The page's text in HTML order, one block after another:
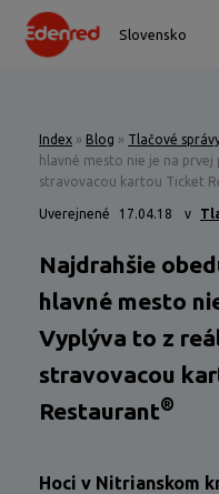
Slovensko
Index » Blog » Tlačové
hlavné mesto nie je na
stravovacou kartou Ticket
Uverejnené 17.04.18 v
Najdrahšie
hlavné mesto
Vyplýva to z
stravovacou
Restaurant®
Hoci v Nitrianskom